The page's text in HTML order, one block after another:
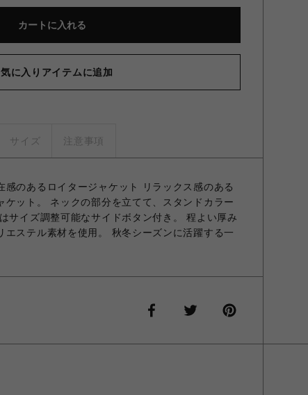
カートに入れる
に入りアイテムに追加
サイズ 注意事項
感のあるロイタージャケット リラックス感のある
ケット。 ネックの部分を立てて、スタンドカラー
サイズ調整可能なサイドボタン付き。 程よい厚み
エステル素材を使用。 秋冬シーズンに活躍する一